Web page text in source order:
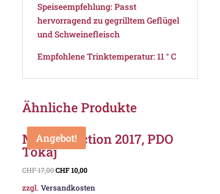
Speiseempfehlung: Passt
hervorragend zu gegrilltem Geflügel
und Schweinefleisch
Empfohlene Trinktemperatur: 11 ° C
Ähnliche Produkte
Angebot!
MÁD Selection 2017, PDO
Tokaj
CHF17,00CHF10,00
zzgl. Versandkosten